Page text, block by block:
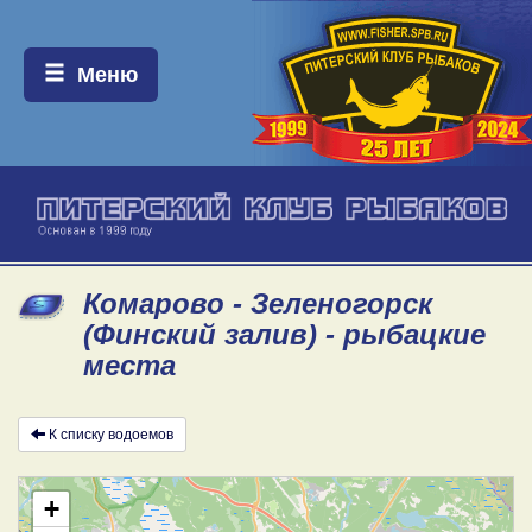
Меню:
Меню
Комарово - Зеленогорск
(Финский залив) - рыбацкие
места
К списку водоемов
+